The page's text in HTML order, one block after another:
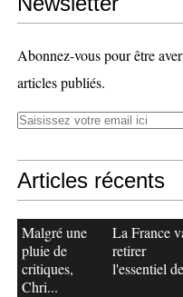
Abonnez-vous pour être
articles publiés.
Articles récents
Malgré une
pluie de
critiques,
Chri...
La France
retirer
l'essentiel